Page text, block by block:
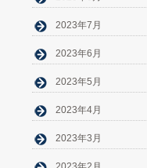
2023年7月
2023年6月
2023年5月
2023年4月
2023年3月